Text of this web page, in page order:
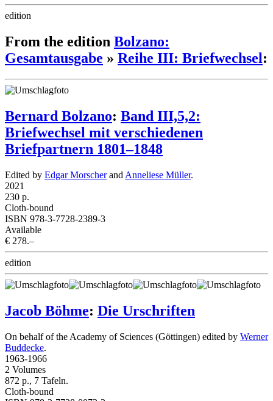
edition
From the edition Bolzano:
Gesamtausgabe » Reihe III: Briefwechsel:
Bernard Bolzano: Band III,5,2:
Briefwechsel mit verschiedenen
Briefpartnern 1801–1848
Edited by Edgar Morscherand Anneliese Müller.
2021
230 p.
Cloth-bound
ISBN 978-3-7728-2389-3
Available
€ 278.–
edition
Jacob Böhme: Die Urschriften
On behalf of the Academy of Sciences (Göttingen) edited by Werner
Buddecke.
1963-1966
2 Volumes
872 p., 7 Tafeln.
Cloth-bound